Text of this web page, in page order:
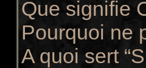
Que signifie
Pourquoi ne
A quoi sert